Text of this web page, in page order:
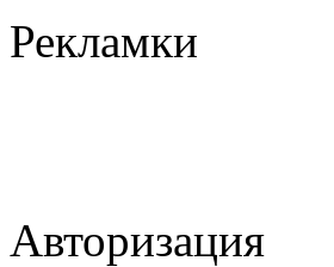
Рекламки
Авторизация